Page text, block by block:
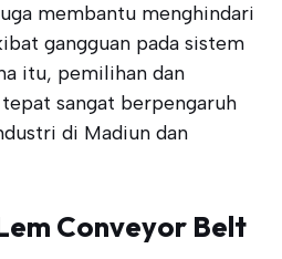
membantu menghindari
gangguan pada sistem
itu, pemilihan dan
sangat berpengaruh
di Madiun dan
Conveyor Belt